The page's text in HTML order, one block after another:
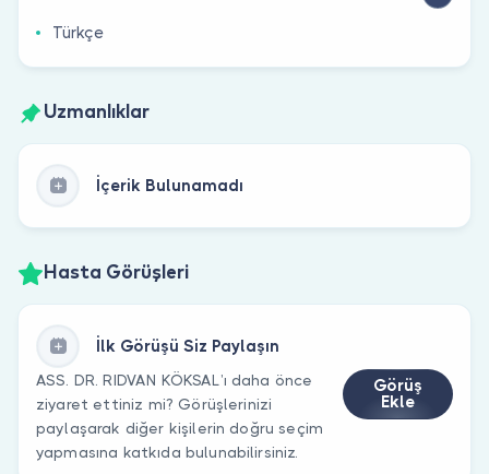
Türkçe
Uzmanlıklar
İçerik Bulunamadı
Hasta Görüşleri
İlk Görüşü Siz Paylaşın
ASS. DR. RIDVAN KÖKSAL’ı daha önce
ziyaret ettiniz mi? Görüşlerinizi
paylaşarak diğer kişilerin doğru seçim
yapmasına katkıda bulunabilirsiniz.
Görüş
Ekle